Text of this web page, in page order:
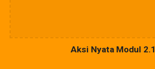
Aksi Nyata Modul 2.1